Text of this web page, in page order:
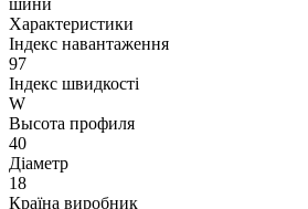
Характеристики
Індекс навантаження
97
Індекс швидкості
W
Высота профиля
40
Діаметр
18
Країна виробник